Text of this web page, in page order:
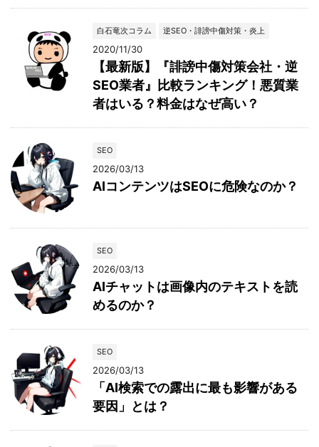
白石竜次コラム 逆SEO・誹謗中傷対策・炎上
2020/11/30
【最新版】『誹謗中傷対策会社・逆
SEO業者』比較ランキング！悪質業
者はいる？料金はなぜ高い？
SEO
2026/03/13
AIコンテンツはSEOに危険なのか？
SEO
2026/03/13
AIチャットは画像内のテキストを読
めるのか？
SEO
2026/03/13
「AI検索での露出に最も影響がある
要因」とは？